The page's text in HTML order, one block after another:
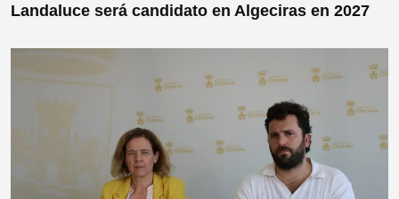
Landaluce será candidato en Algeciras en 2027